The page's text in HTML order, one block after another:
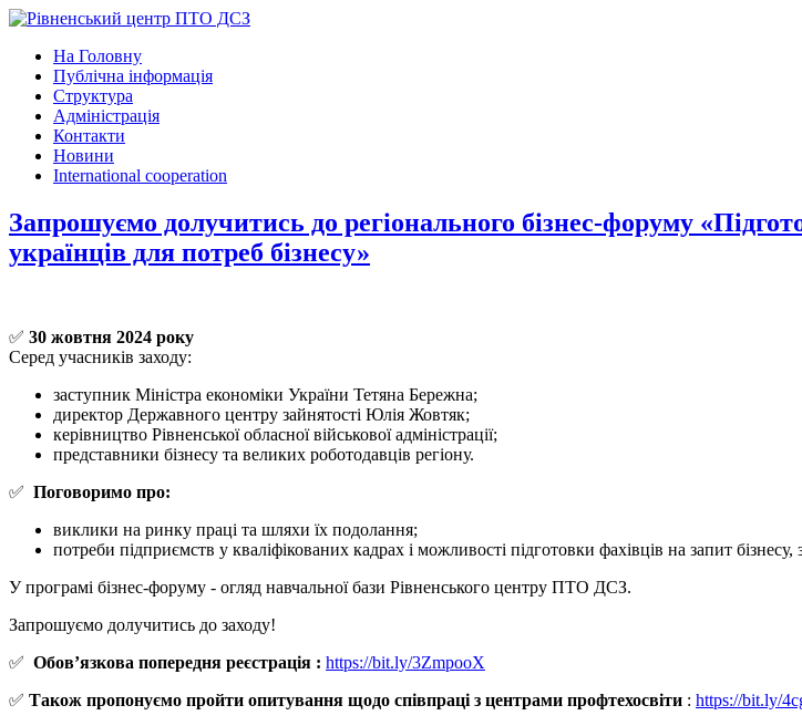
На Головну
Публічна інформація
Структура
Адміністрація
Контакти
Новини
International cooperation
Запрошуємо долучитись до регіонального бізнес-форуму
українців для потреб бізнесу»
✅ 30 жовтня 2024 року
Серед учасників заходу:
заступник Міністра економіки України Тетяна Бережна;
директор Державного центру зайнятості Юлія Жовтяк;
керівництво Рівненської обласної військової адміністрації;
представники бізнесу та великих роботодавців регіону.
✅ Поговоримо про:
виклики на ринку праці та шляхи їх подолання;
потреби підприємств у кваліфікованих кадрах і можливості підготовки фахівців на запит
У програмі бізнес-форуму - огляд навчальної бази Рівненського центру ПТО ДСЗ.
Запрошуємо долучитись до заходу!
✅ Обовʼязкова попередня реєстрація : https://bit.ly/3ZmpooX
✅ Також пропонуємо пройти опитування щодо співпраці з центрами профтехосвіти : https://bit.ly/